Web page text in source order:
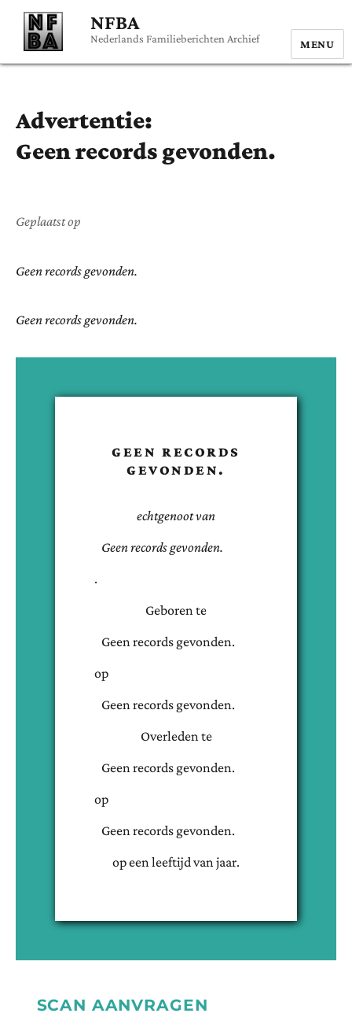
NFBA
Nederlands Familieberichten Archief MENU
Advertentie:
Geen records gevonden.
Geplaatst op
Geen records gevonden.
Geen records gevonden.
GEEN RECORDS
GEVONDEN.
echtgenoot van
Geen records gevonden.
.
Geboren te
Geen records gevonden.
op
Geen records gevonden.
Overleden te
Geen records gevonden.
op
Geen records gevonden.
op een leeftijd vanjaar.
SCAN AANVRAGEN